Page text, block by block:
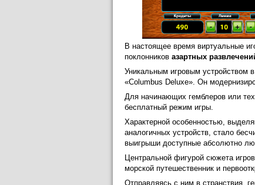
В настоящее время виртуальные
поклонников азартных
Уникальным игровым устройством
«Columbus Deluxe». Он
Для начинающих гемблеров или
бесплатный режим игры.
Характерной особенностью,
аналогичных устройств, стало
выигрыши доступные абсолютно
Центральной фигурой сюжета
морской путешественник и
Отправляясь с ним в странствия,